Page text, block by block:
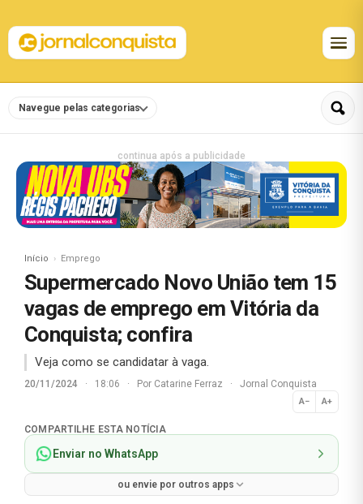
Navegue pelas categorias
continua após a publicidade
Início Emprego
Supermercado Novo União tem 15
vagas de emprego em Vitória da
Conquista; confira
Veja como se candidatar à vaga.
20/11/2024 · 18:06 · Por Catarine Ferraz · Jornal Conquista
A− A+
Normal
COMPARTILHE ESTA NOTÍCIA
Enviar no WhatsApp
ou envie por outros apps